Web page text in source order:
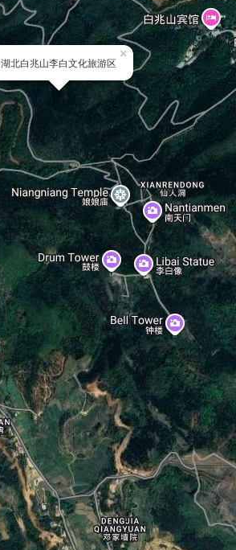
湖北白兆山李白文化旅游区
×